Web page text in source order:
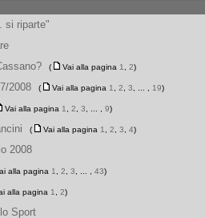
si riparte"
( Vai alla pagina 1 2)
2008 ( Vai alla pagina 1 2 3 19)
Vai alla pagina 1 2 3 9)
( Vai alla pagina 1 2 3 4)
2008
alla pagina 1 2 3 43)
alla pagina 1 2)
Sport